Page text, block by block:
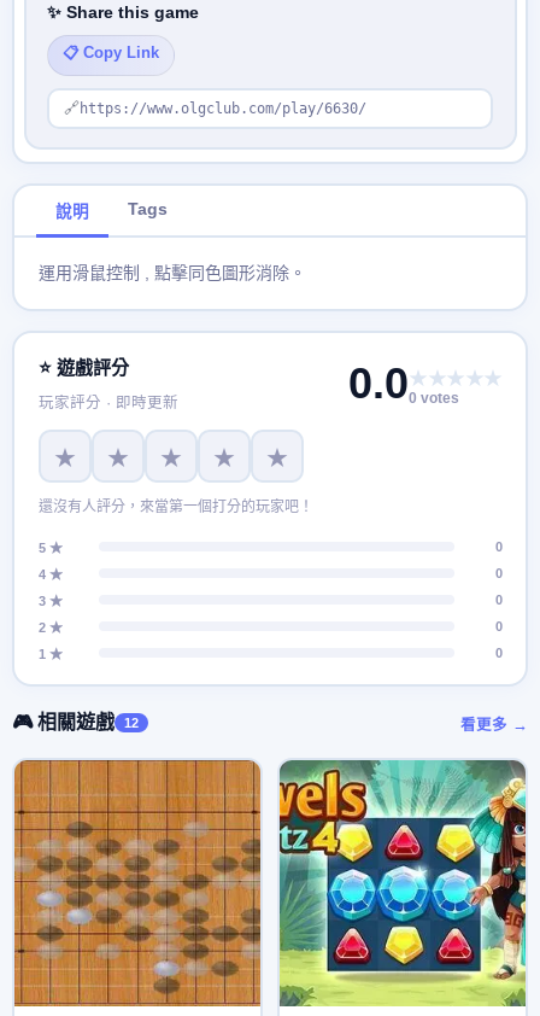
✨ Share this game
📋 Copy Link
🔗 https://www.olgclub.com/play/6630/
說明 Tags
運用滑鼠控制 , 點擊同色圖形消除。
⭐ 遊戲評分
玩家評分 · 即時更新 0.0★★★★★
0 votes
★ ★ ★ ★ ★
還沒有人評分，來當第一個打分的玩家吧！
5 ★
0
4 ★
0
3 ★
0
2 ★
0
1 ★
0
🎮 相關遊戲 12 看更多 →